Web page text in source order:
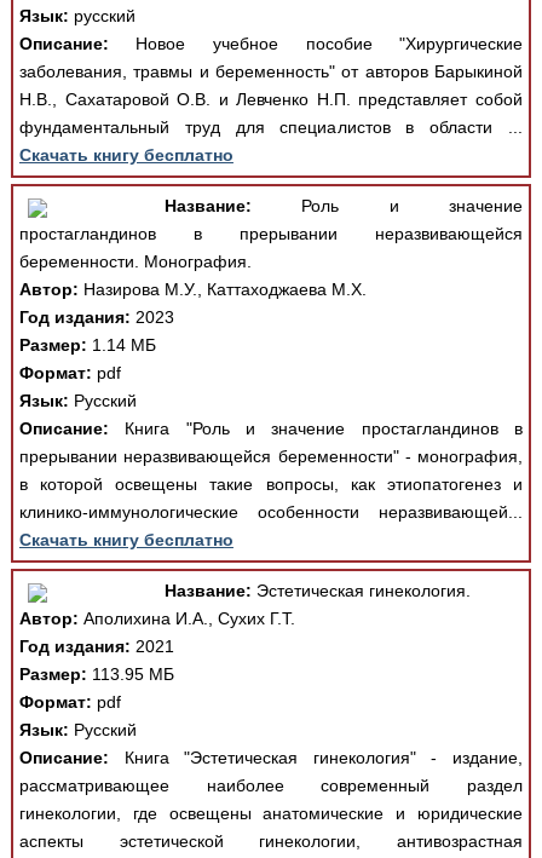
Язык: русский
Описание: Новое учебное пособие "Хирургические
заболевания, травмы и беременность" от авторов Барыкиной
Н.В., Сахатаровой О.В. и Левченко Н.П. представляет собой
фундаментальный труд для специалистов в области ...
Скачать книгу бесплатно
Название: Роль и значение
простагландинов в прерывании неразвивающейся
беременности. Монография.
Автор: Назирова М.У., Каттаходжаева М.Х.
Год издания: 2023
Размер: 1.14 МБ
Формат: pdf
Язык: Русский
Описание: Книга "Роль и значение простагландинов в
прерывании неразвивающейся беременности" - монография,
в которой освещены такие вопросы, как этиопатогенез и
клинико-иммунологические особенности неразвивающей...
Скачать книгу бесплатно
Название: Эстетическая гинекология.
Автор: Аполихина И.А., Сухих Г.Т.
Год издания: 2021
Размер: 113.95 МБ
Формат: pdf
Язык: Русский
Описание: Книга "Эстетическая гинекология" - издание,
рассматривающее наиболее современный раздел
гинекологии, где освещены анатомические и юридические
аспекты эстетической гинекологии, антивозрастная